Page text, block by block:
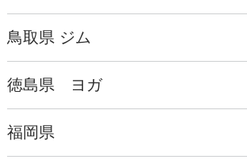
鳥取県 ジム
徳島県 ヨガ
福岡県